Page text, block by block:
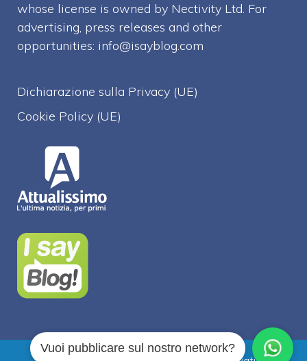
whose license is owned by Nectivity Ltd. For
advertising, press releases and other
opportunities: info@isayblog.com
Dichiarazione sulla Privacy (UE)
Cookie Policy (UE)
Vuoi pubblicare sul nostro network?